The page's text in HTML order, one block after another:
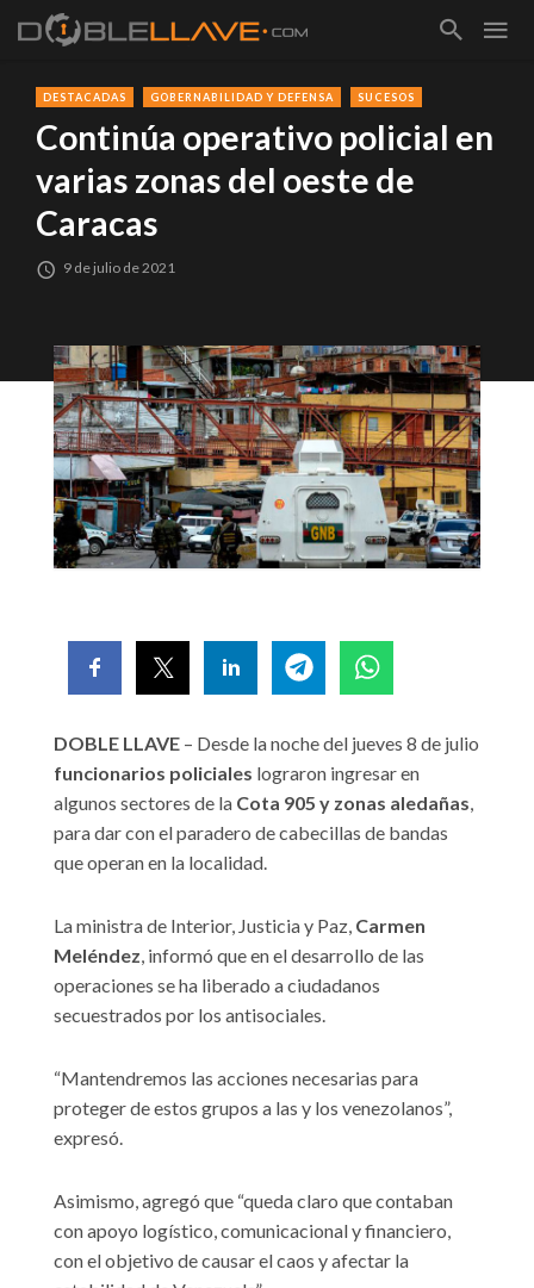
DESTACADAS GOBERNABILIDAD Y DEFENSA SUCESOS
Continúa operativo policial en
varias zonas del oeste de
Caracas
9 de julio de 2021
DOBLE LLAVE – Desde la noche del jueves 8 de julio
funcionarios policiales lograron ingresar en
algunos sectores de la Cota 905 y zonas aledañas,
para dar con el paradero de cabecillas de bandas
que operan en la localidad.
La ministra de Interior, Justicia y Paz, Carmen
Meléndez, informó que en el desarrollo de las
operaciones se ha liberado a ciudadanos
secuestrados por los antisociales.
“Mantendremos las acciones necesarias para
proteger de estos grupos a las y los venezolanos”,
expresó.
Asimismo, agregó que “queda claro que contaban
con apoyo logístico, comunicacional y financiero,
con el objetivo de causar el caos y afectar la